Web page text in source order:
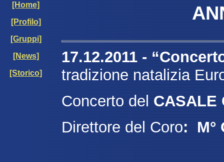
[Home]
[Profilo]
[Gruppi]
[News]
[Storico]
17.12.2011 -
tradizione natalizia
Concerto del CASALE
Direttore del Coro: M°